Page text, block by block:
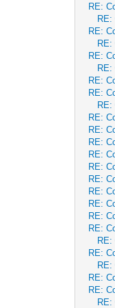
RE:
RE:
RE:
RE:
RE:
RE:
RE:
RE:
RE:
RE:
RE:
RE:
RE:
RE:
RE:
RE:
RE:
RE: